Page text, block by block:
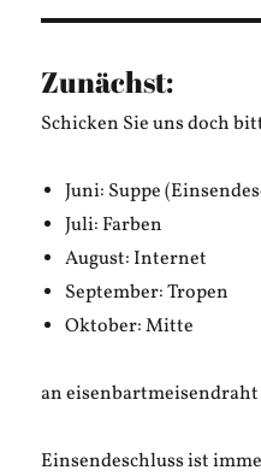
Zunächst:
Schicken Sie uns doch
Juni: Suppe
Juli: Farben
August: Internet
September: Tropen
Oktober: Mitte
an
Einsendeschluss ist